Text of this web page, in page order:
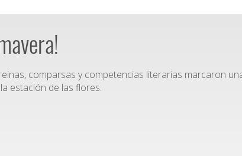
comparsas y competencias literarias marcaron
estación de las flores.